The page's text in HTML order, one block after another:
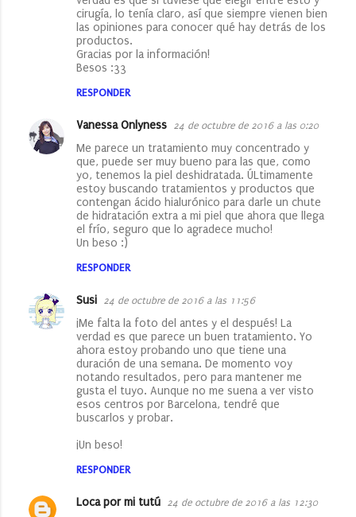
cirugía, lo tenía claro, así que siempre vienen bien
las opiniones para conocer qué hay detrás de los
productos.
Gracias por la información!
Besos :33
RESPONDER
Vanessa Onlyness 24 de octubre de 2016 a las 0:20
Me parece un tratamiento muy concentrado y
que, puede ser muy bueno para las que, como
yo, tenemos la piel deshidratada. ÚLtimamente
estoy buscando tratamientos y productos que
contengan ácido hialurónico para darle un chute
de hidratación extra a mi piel que ahora que llega
el frío, seguro que lo agradece mucho!
Un beso :)
RESPONDER
Susi 24 de octubre de 2016 a las 11:56
¡Me falta la foto del antes y el después! La
verdad es que parece un buen tratamiento. Yo
ahora estoy probando uno que tiene una
duración de una semana. De momento voy
notando resultados, pero para mantener me
gusta el tuyo. Aunque no me suena a ver visto
esos centros por Barcelona, tendré que
buscarlos y probar.
¡Un beso!
RESPONDER
Loca por mi tutú 24 de octubre de 2016 a las 12:30